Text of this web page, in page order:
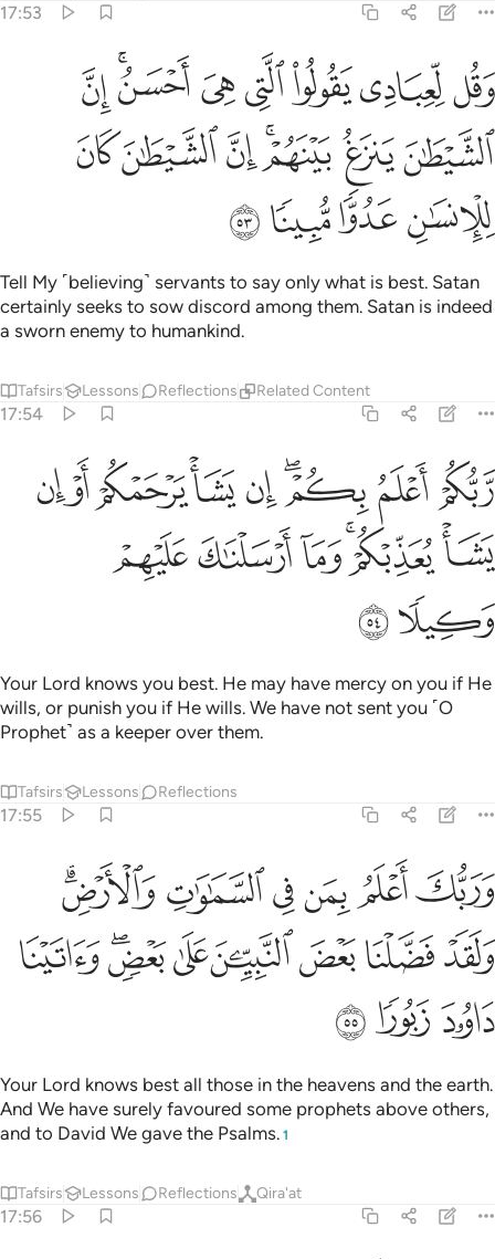
17:53
وقل لعبادي يقولوا التي هي احسن ان الشيطان ينزغ بينهم ان الشيطان
وَقُل لِّعِبَادِى يَقُولُوا۟ ٱلَّتِى هِىَ أَحْسَنُ ۚ إِنَّ ٱلشَّيْطَـٰنَ يَنزَغُ بَيْنَهُمْ
ﱰﱱﱲﱳﱴﱵﱶﱷ
ﱸﱹﱺﱻﱼﱽﱾ
ﱿﲀﲁﲂ
Tell My ˹believing˺ servants to say only what is best. Satan
certainly seeks to sow discord among them. Satan is indeed
a sworn enemy to humankind.
Tafsirs Lessons Reflections Related Content
17:54
ربكم اعلم بكم ان يشا يرحمكم او ان يشا يعذبكم وما ارسلناك عليهم
رَّبُّكُمْ أَعْلَمُ بِكُمْ ۖ إِن يَشَأْ يَرْحَمْكُمْ أَوْ إِن يَشَأْ يُعَذِّبْكُمْ ۚ وَمَآ أَرْسَلْنَـٰكَ
ﲃﲄﲅﲆﲇﲈﲉﲊﲋ
ﲌﲍﲎﲏﲐﲑ
ﲒﲓ
Your Lord knows you best. He may have mercy on you if He
wills, or punish you if He wills. We have not sent you ˹O
Prophet˺ as a keeper over them.
Tafsirs Lessons Reflections
17:55
وربك اعلم بمن في السماوات والارض ولقد فضلنا بعض النبيين على بعض
وَرَبُّكَ أَعْلَمُ بِمَن فِى ٱلسَّمَـٰوَٰتِ وَٱلْأَرْضِ ۗ وَلَقَدْ فَضَّلْنَا بَعْضَ ٱلنَّبِيِّـۧنَ
ﲔﲕﲖﲗﲘﲙﲚ
ﲛﲜﲝﲞﲟﲠﲡﲢ
ﲣﲤﲥ
Your Lord knows best all those in the heavens and the earth.
And We have surely favoured some prophets above others,
and to David We gave the Psalms. 1
Tafsirs Lessons Reflections Qira'at
17:56